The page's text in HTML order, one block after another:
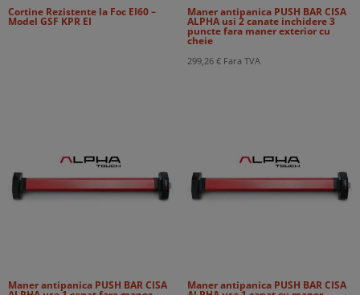
Cortine Rezistente la Foc EI60 –
Model GSF KPR EI
Maner antipanica PUSH BAR CISA
ALPHA usi 2 canate inchidere 3
puncte fara maner exterior cu
cheie
299,26 € Fara TVA
Maner antipanica PUSH BAR CISA Maner antipanica PUSH BAR CISA